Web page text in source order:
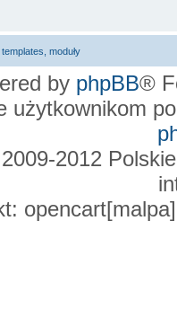
moduły
by phpBB®
użytkownikom
2012